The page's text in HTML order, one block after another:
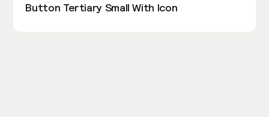
Button Tertiary Small With Icon